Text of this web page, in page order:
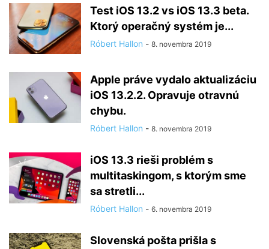
Test iOS 13.2 vs iOS 13.3 beta.
Ktorý operačný systém je...
Róbert Hallon - 8. novembra 2019
Apple práve vydalo aktualizáciu
iOS 13.2.2. Opravuje otravnú
chybu.
Róbert Hallon - 8. novembra 2019
iOS 13.3 rieši problém s
multitaskingom, s ktorým sme
sa stretli...
Róbert Hallon - 6. novembra 2019
Slovenská pošta prišla s